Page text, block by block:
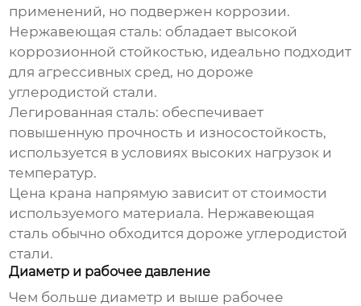
применений, но подвержен коррозии.
Нержавеющая сталь: обладает высокой
коррозионной стойкостью, идеально подходит
для агрессивных сред, но дороже
углеродистой стали.
Легированная сталь: обеспечивает
повышенную прочность и износостойкость,
используется в условиях высоких нагрузок и
температур.
Цена крана напрямую зависит от стоимости
используемого материала. Нержавеющая
сталь обычно обходится дороже углеродистой
стали.
Диаметр и рабочее давление
Чем больше диаметр и выше рабочее